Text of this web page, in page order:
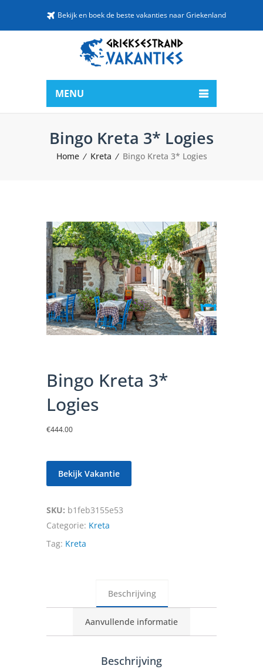
Bekijk en boek de beste vakanties naar Griekenland
MENU
Bingo Kreta 3* Logies
Home Kreta Bingo Kreta 3* Logies
Bingo Kreta 3*
Logies
€444.00
Bekijk Vakantie
SKU: b1feb3155e53
Categorie: Kreta
Tag: Kreta
Beschrijving
Aanvullende informatie
Beschrijving